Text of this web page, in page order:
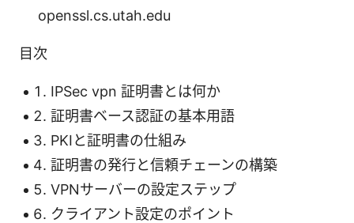
openssl.cs.utah.edu
目次
IPSec vpn 証明書とは何か
証明書ベース認証の基本用語
PKIと証明書の仕組み
証明書の発行と信頼チェーンの構築
VPNサーバーの設定ステップ
クライアント設定のポイント